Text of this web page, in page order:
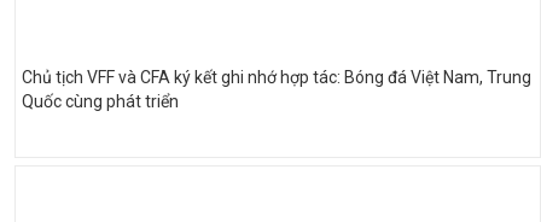
Chủ tịch VFF và CFA ký kết ghi nhớ hợp tác: Bóng đá Việt Nam, Trung
Quốc cùng phát triển